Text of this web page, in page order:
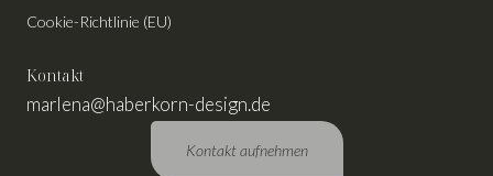
Cookie-Richtlinie (EU)
Kontakt
marlena@haberkorn-design.de
Kontakt aufnehmen